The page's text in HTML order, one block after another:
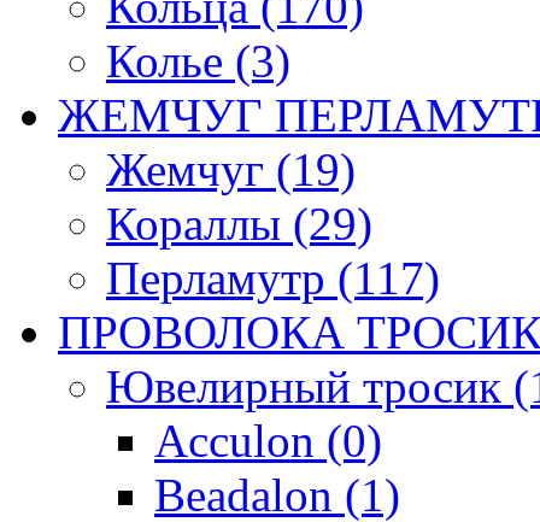
Колье (3)
ЖЕМЧУГ
Жемчуг (19)
Кораллы (29)
Перламутр (117)
ПРОВОЛОКА
Ювелирный тросик
Acculon (0)
Beadalon (1)